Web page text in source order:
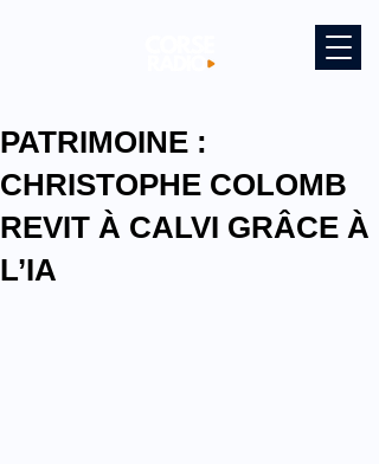
PATRIMOINE :
CHRISTOPHE COLOMB
REVIT À CALVI GRÂCE À
L’IA